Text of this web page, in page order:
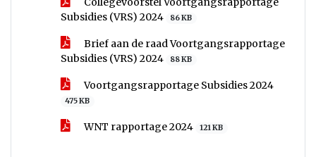
Subsidies (VRS) 2024
86 KB
Brief aan de raad Voortgangsrapportage
Subsidies (VRS) 2024
88 KB
Voortgangsrapportage Subsidies 2024
475 KB
WNT rapportage 2024 121 KB